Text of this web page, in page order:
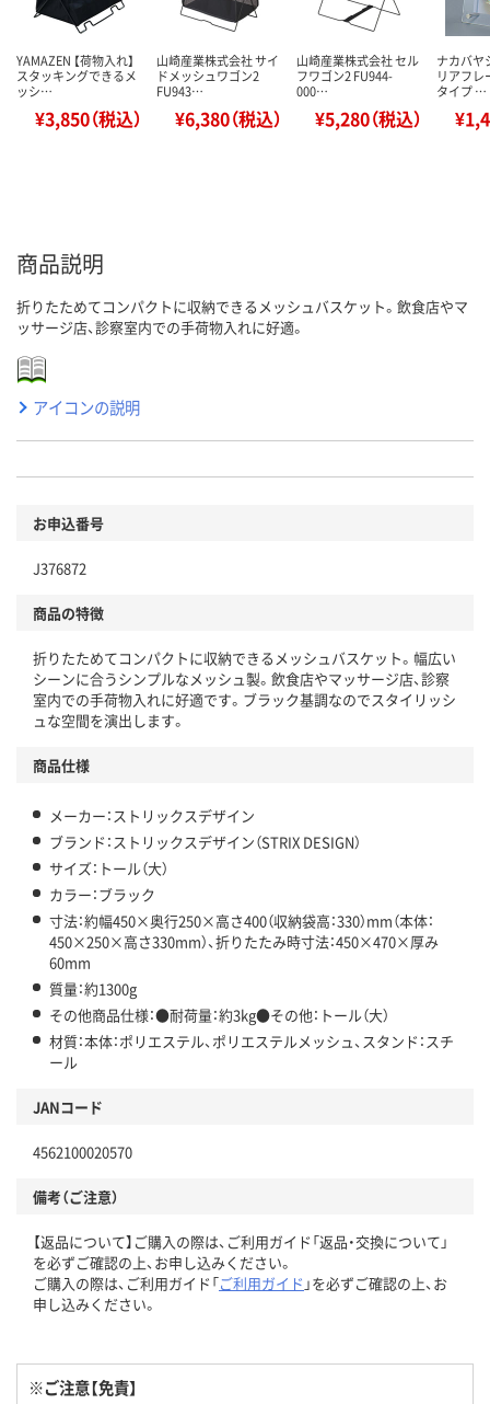
YAMAZEN 【荷物入れ】
スタッキングできるメ
ッシ…
¥3,850（税込）
山崎産業株式会社 サイ
ドメッシュワゴン2
FU943…
¥6,380（税込）
山崎産業株式会社 セル
フワゴン2 FU944-
000…
¥5,280（税込）
ナカバヤ
リアフレ
タイプ …
商品説明
折りたためてコンパクトに収納できるメッシュバスケット。飲食店やマ
ッサージ店、診察室内での手荷物入れに好適。
アイコンの説明
お申込番号
J376872
商品の特徴
折りたためてコンパクトに収納できるメッシュバスケット。幅広い
シーンに合うシンプルなメッシュ製。飲食店やマッサージ店、診察
室内での手荷物入れに好適です。ブラック基調なのでスタイリッシ
ュな空間を演出します。
商品仕様
メーカー：ストリックスデザイン
ブランド：ストリックスデザイン（STRIX DESIGN）
サイズ：トール（大）
カラー：ブラック
寸法：約幅450×奥行250×高さ400（収納袋高：330）mm（本体：
450×250×高さ330mm）、折りたたみ時寸法：450×470×厚み
60mm
質量：約1300g
その他商品仕様：●耐荷量：約3kg●その他：トール（大）
材質：本体：ポリエステル、ポリエステルメッシュ、スタンド：スチ
ール
JANコード
4562100020570
備考（ご注意）
【返品について】ご購入の際は、ご利用ガイド「返品・交換について」
を必ずご確認の上、お申し込みください。
ご購入の際は、ご利用ガイド「ご利用ガイド 」を必ずご確認の上、お
申し込みください。
※ご注意【免責】